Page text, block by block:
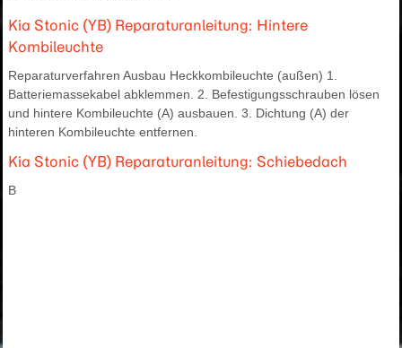
Kia Stonic (YB) Reparaturanleitung: Hintere
Kombileuchte
Reparaturverfahren Ausbau Heckkombileuchte (außen) 1.
Batteriemassekabel abklemmen. 2. Befestigungsschrauben lösen
und hintere Kombileuchte (A) ausbauen. 3. Dichtung (A) der
hinteren Kombileuchte entfernen.
Kia Stonic (YB) Reparaturanleitung: Schiebedach
B